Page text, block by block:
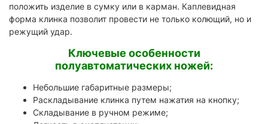
положить изделие в сумку или в карман. Каплевидная
форма клинка позволит провести не только колющий, но и
режущий удар.
Ключевые особенности
полуавтоматических ножей:
Небольшие габаритные размеры;
Раскладывание клинка путем нажатия на кнопку;
Складывание в ручном режиме;